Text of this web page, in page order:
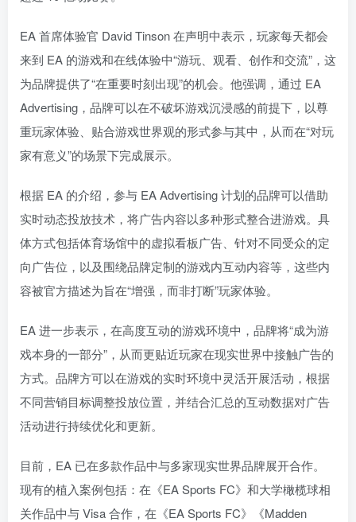
EA 首席体验官 David Tinson 在声明中表示，玩家每天都会
来到 EA 的游戏和在线体验中“游玩、观看、创作和交流”，这
为品牌提供了“在重要时刻出现”的机会。他强调，通过 EA
Advertising，品牌可以在不破坏游戏沉浸感的前提下，以尊
重玩家体验、贴合游戏世界观的形式参与其中，从而在“对玩
家有意义”的场景下完成展示。
根据 EA 的介绍，参与 EA Advertising 计划的品牌可以借助
实时动态投放技术，将广告内容以多种形式整合进游戏。具
体方式包括体育场馆中的虚拟看板广告、针对不同受众的定
向广告位，以及围绕品牌定制的游戏内互动内容等，这些内
容被官方描述为旨在“增强，而非打断”玩家体验。
EA 进一步表示，在高度互动的游戏环境中，品牌将“成为游
戏本身的一部分”，从而更贴近玩家在现实世界中接触广告的
方式。品牌方可以在游戏的实时环境中灵活开展活动，根据
不同营销目标调整投放位置，并结合汇总的互动数据对广告
活动进行持续优化和更新。
目前，EA 已在多款作品中与多家现实世界品牌展开合作。
现有的植入案例包括：在《EA Sports FC》和大学橄榄球相
关作品中与 Visa 合作，在《EA Sports FC》《Madden